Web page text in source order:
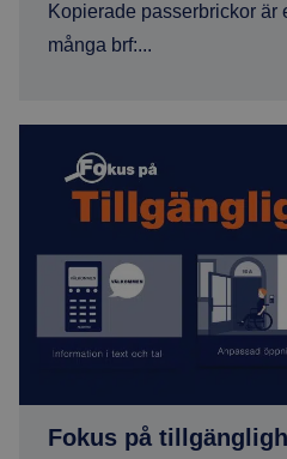
Kopierade passerbrickor är
många brf:...
Fokus på